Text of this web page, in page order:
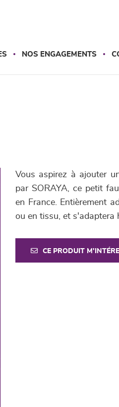
NOS ENGAGEMENTS
Vous aspirez à ajouter
par SORAYA, ce petit
en France. Entièrement
ou en tissu, et s'adaptera
CE PRODUIT